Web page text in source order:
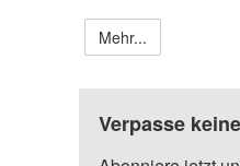
Mehr...
Verpasse